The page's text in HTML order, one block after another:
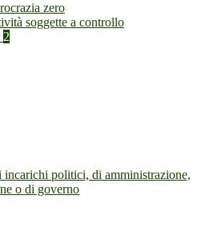
zero
soggette a controllo
2
incarichi politici, di amministrazione,
o di governo